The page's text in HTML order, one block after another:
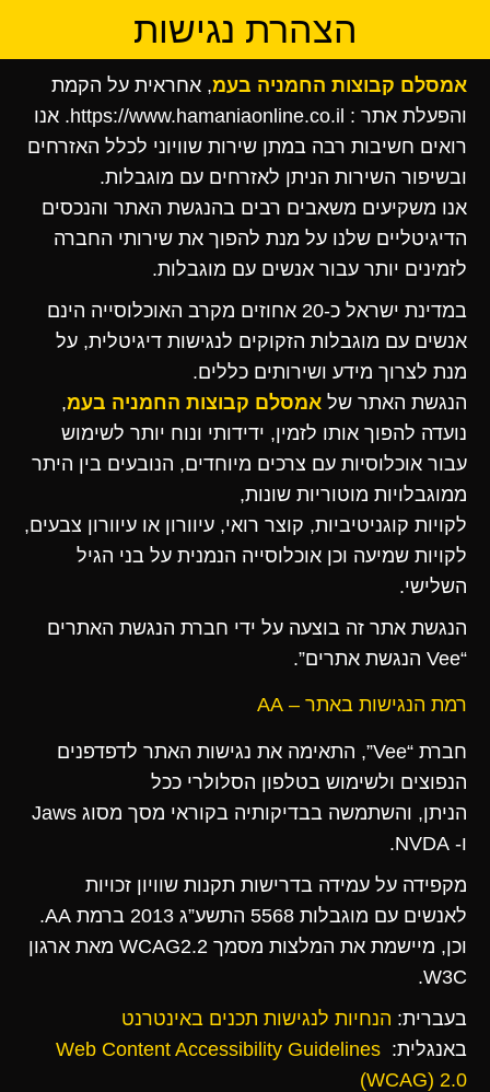
הצהרת נגישות
אמסלם קבוצות החמניה בעמ, אחראית על הקמת
והפעלת אתר : https://www.hamaniaonline.co.il. אנו
רואים חשיבות רבה במתן שירות שוויוני לכלל האזרחים
ובשיפור השירות הניתן לאזרחים עם מוגבלות.
אנו משקיעים משאבים רבים בהנגשת האתר והנכסים
הדיגיטליים שלנו על מנת להפוך את שירותי החברה
לזמינים יותר עבור אנשים עם מוגבלות.
במדינת ישראל כ-20 אחוזים מקרב האוכלוסייה הינם
אנשים עם מוגבלות הזקוקים לנגישות דיגיטלית, על
מנת לצרוך מידע ושירותים כללים.
הנגשת האתר של אמסלם קבוצות החמניה בעמ,
נועדה להפוך אותו לזמין, ידידותי ונוח יותר לשימוש
עבור אוכלוסיות עם צרכים מיוחדים, הנובעים בין היתר
ממוגבלויות מוטוריות שונות,
לקויות קוגניטיביות, קוצר רואי, עיוורון או עיוורון צבעים,
לקויות שמיעה וכן אוכלוסייה הנמנית על בני הגיל
השלישי.
הנגשת אתר זה בוצעה על ידי חברת הנגשת האתרים
“Vee הנגשת אתרים”.
רמת הנגישות באתר – AA
חברת “Vee”, התאימה את נגישות האתר לדפדפנים
הנפוצים ולשימוש בטלפון הסלולרי ככל
הניתן, והשתמשה בבדיקותיה בקוראי מסך מסוג Jaws
ו- NVDA.
מקפידה על עמידה בדרישות תקנות שוויון זכויות
לאנשים עם מוגבלות 5568 התשע”ג 2013 ברמת AA.
וכן, מיישמת את המלצות מסמך WCAG2.2 מאת ארגון
W3C.
בעברית: הנחיות לנגישות תכנים באינטרנט
באנגלית: Web Content Accessibility Guidelines
(WCAG) 2.0